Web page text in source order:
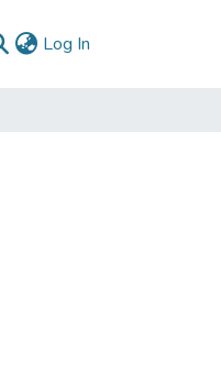
Log In